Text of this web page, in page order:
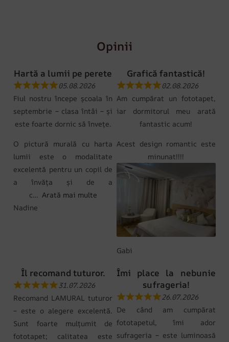
Opinii
Hartă a lumii pe perete
05.08.2026
Fiul nostru începe școala în
septembrie – clasa întâi – și
este foarte dornic să învețe.
O pictură murală cu harta
lumii este o modalitate
excelentă pentru un copil de
a învăța și de a
c
Arată mai multe
Nadine
Grafică fantastică!
02.08.2026
Am cumpărat un fototapet,
iar dormitorul meu arată
fantastic acum!
Acest design romantic este
minunat!!!!
Gabi
Îl recomand tuturor.
31.07.2026
Recomand LAMURAL tuturor
– este o alegere excelentă.
Sunt foarte mulțumit de
fototapet; calitatea este
Îmi place la nebunie
sufrageria!
26.07.2026
De când am cumpărat
fototapetul, îmi ador
sufrageria – este luminoasă